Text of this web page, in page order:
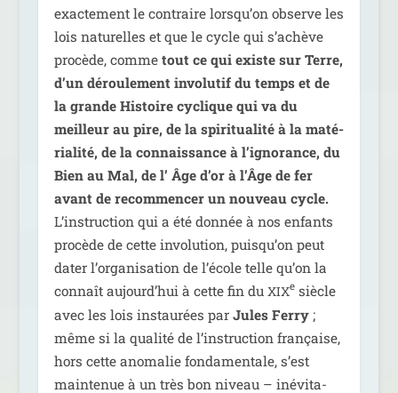
exac­te­ment le contraire lorsqu’on observe les
lois natu­relles et que le cycle qui s’achève
pro­cède, comme tout ce qui existe sur Terre,
d’un dérou­le­ment invo­lu­tif du temps et de
la grande Histoire cyclique qui va du
meilleur au pire, de la spi­ri­tua­li­té à la maté­
ria­li­té, de la connais­sance à l’ignorance, du
Bien au Mal, de l’ Âge d’or à l’Âge de fer
avant de recom­men­cer un nou­veau cycle.
L’instruction qui a été don­née à nos enfants
pro­cède de cette invo­lu­tion, puisqu’on peut
dater l’organisation de l’école telle qu’on la
connaît aujourd’hui à cette fin du XIXesiècle
avec les lois ins­tau­rées par Jules Ferry;
même si la qua­li­té de l’instruction fran­çaise,
hors cette ano­ma­lie fon­da­men­tale, s’est
main­te­nue à un très bon niveau – inévi­ta­